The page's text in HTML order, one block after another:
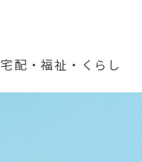
宅配・福祉・くらし